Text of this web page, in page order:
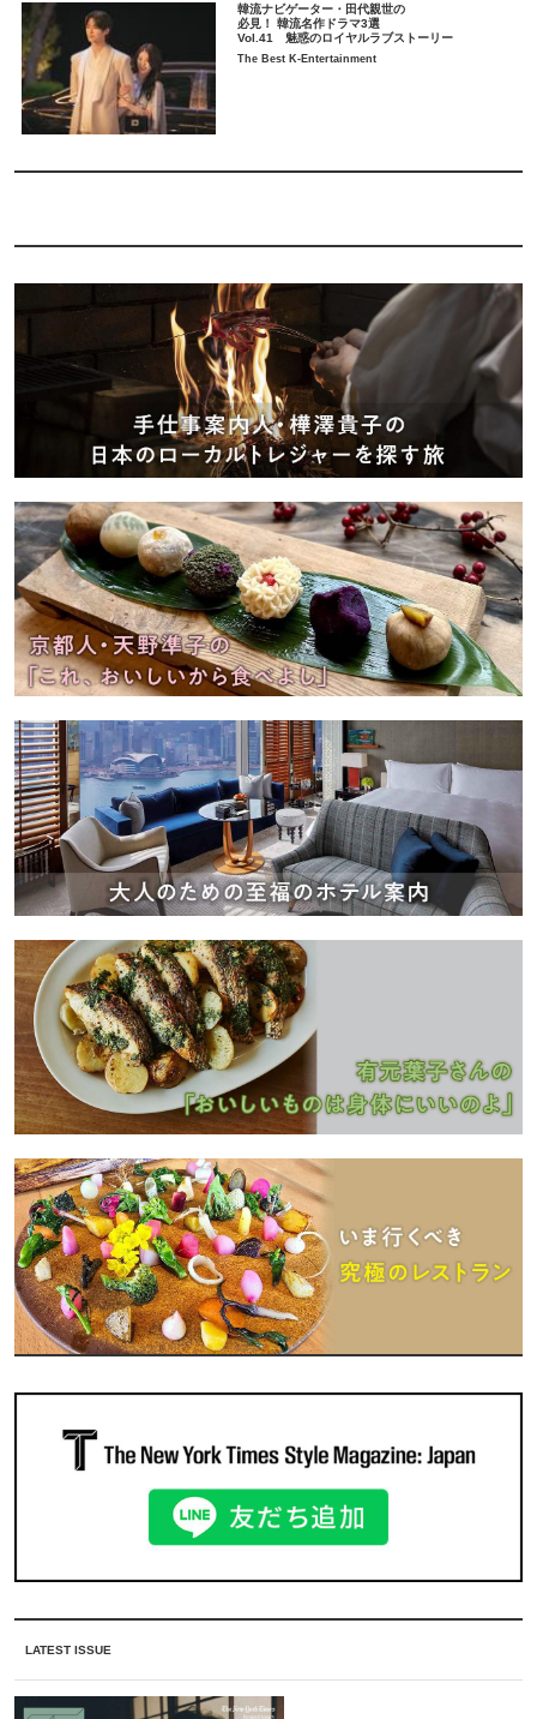
韓流ナビゲーター・田代親世の
必見！ 韓流名作ドラマ3選
Vol.41 魅惑のロイヤルラブストーリー
The Best K-Entertainment
LATEST ISSUE